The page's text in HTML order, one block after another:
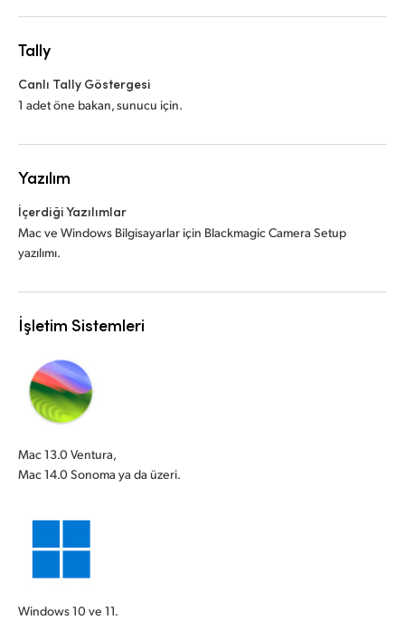
Tally
Canlı Tally Göstergesi
1 adet öne bakan, sunucu için.
Yazılım
İçerdiği Yazılımlar
Mac ve Windows Bilgisayarlar için Blackmagic Camera Setup
yazılımı.
İşletim Sistemleri
Mac 13.0 Ventura,
Mac 14.0 Sonoma ya da üzeri.
Windows 10 ve 11.